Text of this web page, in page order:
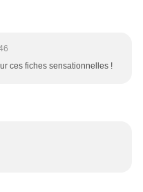
ces fiches sensationnelles !